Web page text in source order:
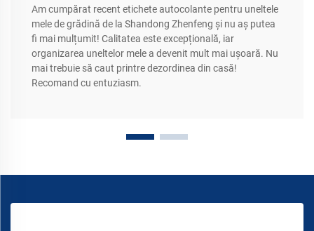
Am cumpărat recent etichete autocolante pentru uneltele
mele de grădină de la Shandong Zhenfeng și nu aș putea
fi mai mulțumit! Calitatea este excepțională, iar
organizarea uneltelor mele a devenit mult mai ușoară. Nu
mai trebuie să caut printre dezordinea din casă!
Recomand cu entuziasm.